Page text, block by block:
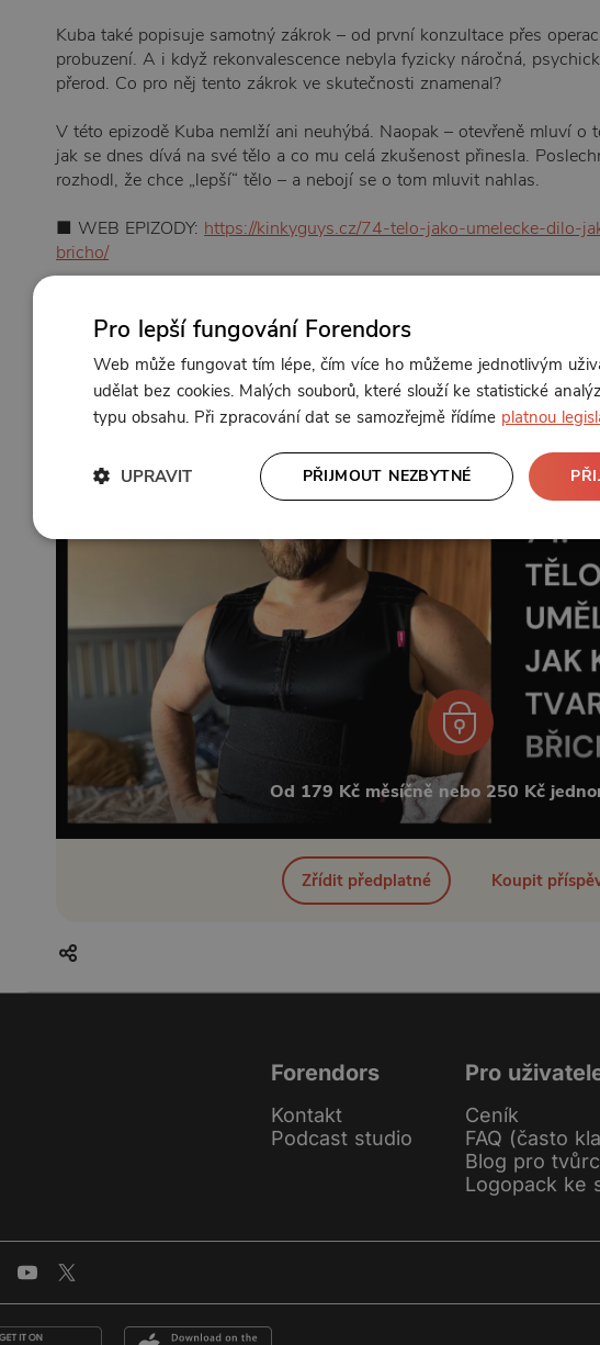
Kuba také popisuje samotný zákrok – od první konzultace přes
probuzení. A i když rekonvalescence nebyla fyzicky náročná,
přerod. Co pro něj tento zákrok ve skutečnosti znamenal?
V této epizodě Kuba nemlží ani neuhýbá. Naopak – otevřeně mluví o
jak se dnes dívá na své tělo a co mu celá zkušenost přinesla.
rozhodl, že chce „lepší“ tělo – a nebojí se o tom mluvit nahlas.
■ WEB EPIZODY: https://kinkyguys.cz/74-telo-jako-umelecke-dilo-
bricho/
■ FANOUŠKOVSKÝ DISCORD: ⁠⁠⁠⁠⁠⁠⁠
51:48
Od 179 Kč měsíčně nebo 250 Kč
Zřídit předplatné Koupit
Forendors
Kontakt
Podcast studio
Pro
Ceník
FAQ (často
Blog pro
Logopack ke
Pro lepší fungování Forendors
Web může fungovat tím lépe, čím více ho můžeme jednotlivým
udělat bez cookies. Malých souborů, které slouží ke statistické
typu obsahu. Při zpracování dat se samozřejmě řídíme platnou
PŘIJMOUT NEZBYTNÉ
UPRAVIT